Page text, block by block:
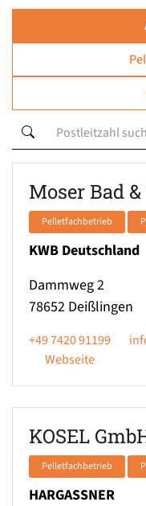
Moser Bad
Pelletfachbetrieb
KWB Deutschland
Dammweg 2
78652 Deißlingen
+49 7420 91199
Webseite
KOSEL
Pelletfachbetrieb
HARGASSNER